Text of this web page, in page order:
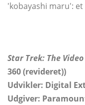
'kobayashi maru':
Star Trek: The
360 (revideret))
Udvikler: Digital
Udgiver: